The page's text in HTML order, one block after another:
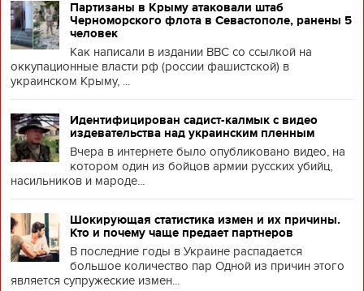
Партизаны в Крыму атаковали штаб
Черноморского флота в Севастополе, ранены 5
человек
Как написали в издании BBC со ссылкой на
оккупационные власти рф (россии фашистской) в
украинском Крыму, ...
Идентифицирован садист-калмык с видео
издевательства над украинским пленным
Вчера в интернете было опубликовано видео, на
котором один из бойцов армии русских убийц,
насильников и мароде...
Шокирующая статистика измен и их причины.
Кто и почему чаще предает партнеров
В последние годы в Украине распадается
большое количество пар Одной из причин этого
является супружеские измен...